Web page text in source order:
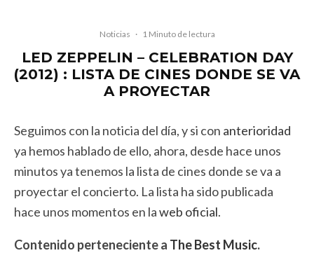
Noticias · 1 Minuto de lectura
LED ZEPPELIN – CELEBRATION DAY
(2012) : LISTA DE CINES DONDE SE VA
A PROYECTAR
Seguimos con la noticia del día, y si con anterioridad
ya hemos hablado de ello, ahora, desde hace unos
minutos ya tenemos la lista de cines donde se va a
proyectar el concierto. La lista ha sido publicada
hace unos momentos en laweb oficial.
Contenido perteneciente a The Best Music.